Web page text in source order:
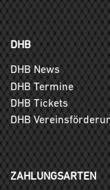
DHB
DHB News
DHB Termine
DHB Tickets
DHB
ZAHLUNGSARTEN